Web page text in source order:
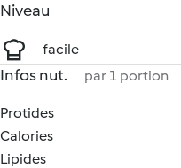
Niveau
facile
Infos nut. par 1 portion
Protides
Calories
Lipides